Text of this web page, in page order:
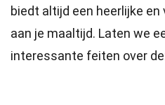
biedt altijd een heerlijke
aan je maaltijd. Laten we
interessante feiten over